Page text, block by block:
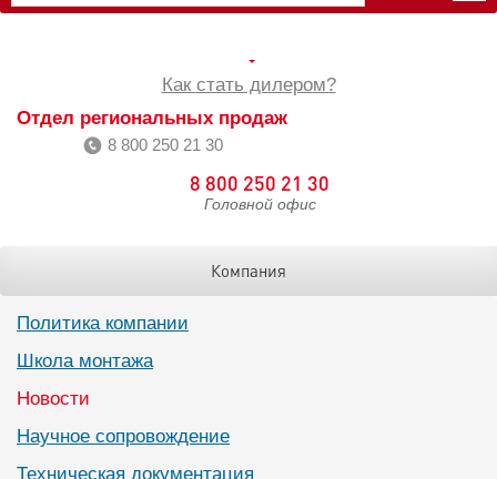
Как стать дилером?
Отдел региональных продаж
8 800 250 21 30
8 800 250 21 30
Головной офис
Компания
Политика компании
Школа монтажа
Новости
Научное сопровождение
Техническая документация